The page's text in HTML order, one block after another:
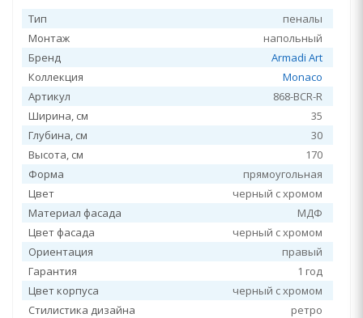
Тип
пеналы
Монтаж
напольный
Бренд
Armadi Art
Коллекция
Monaco
Артикул
868-BCR-R
Ширина, см
35
Глубина, см
30
Высота, см
170
Форма
прямоугольная
Цвет
черный с хромом
Материал фасада
МДФ
Цвет фасада
черный с хромом
Ориентация
правый
Гарантия
1 год
Цвет корпуса
черный с хромом
Стилистика дизайна
ретро